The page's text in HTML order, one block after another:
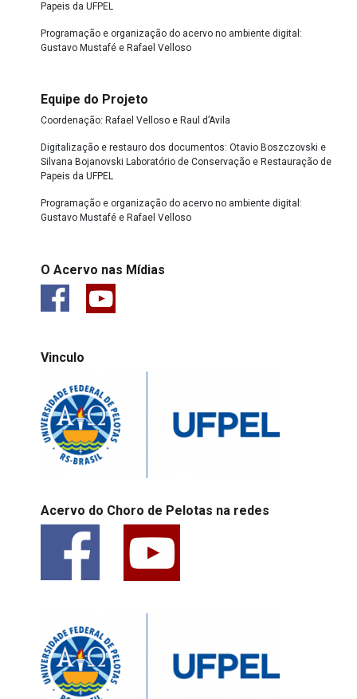
Papeis da UFPEL
Programação e organização do acervo no ambiente digital:
Gustavo Mustafé e Rafael Velloso
Equipe do Projeto
Coordenação: Rafael Velloso e Raul d’Avila
Digitalização e restauro dos documentos: Otavio Boszczovski e
Silvana Bojanovski Laboratório de Conservação e Restauração de
Papeis da UFPEL
Programação e organização do acervo no ambiente digital:
Gustavo Mustafé e Rafael Velloso
O Acervo nas Mídias
Vinculo
Acervo do Choro de Pelotas na redes